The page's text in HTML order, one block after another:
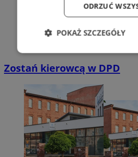
Zostań kierowcą w DPD
ODRZUĆ
POKAŻ SZCZEGÓŁY
Niezbędne